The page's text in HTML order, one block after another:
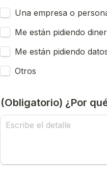
Una empresa o
Me están pidiendo
Me están pidiendo
Otros
(Obligatorio) ¿Por